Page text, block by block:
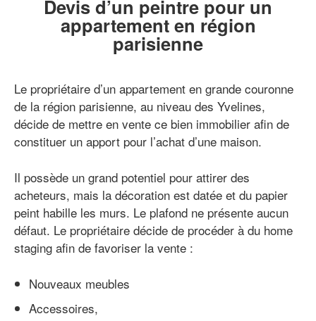
Devis d’un peintre pour un
appartement en région
parisienne
Le propriétaire d’un appartement en grande couronne
de la région parisienne, au niveau des Yvelines,
décide de mettre en vente ce bien immobilier afin de
constituer un apport pour l’achat d’une maison.
Il possède un grand potentiel pour attirer des
acheteurs, mais la décoration est datée et du papier
peint habille les murs. Le plafond ne présente aucun
défaut. Le propriétaire décide de procéder à du home
staging afin de favoriser la vente :
Nouveaux meubles
Accessoires,